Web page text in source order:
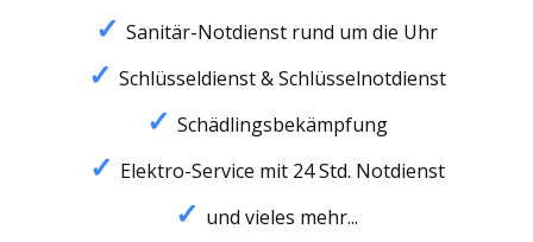
Sanitär-Notdienst rund um die Uhr
Schlüsseldienst & Schlüsselnotdienst
Schädlingsbekämpfung
Elektro-Service mit 24 Std. Notdienst
und vieles mehr...